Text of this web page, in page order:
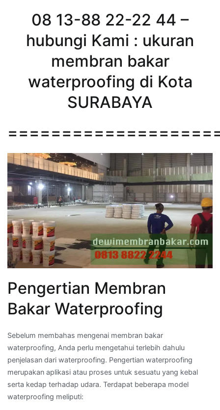
08 13-88 22-22 44 –
hubungi Kami : ukuran
membran bakar
waterproofing di Kota
SURABAYA
Pengertian Membran
Bakar Waterproofing
Sebelum membahas mengenai membran bakar
waterproofing, Anda perlu mengetahui terlebih dahulu
penjelasan dari waterproofing. Pengertian waterproofing
merupakan aplikasi atau proses untuk sesuatu yang kebal
serta kedap terhadap udara. Terdapat beberapa model
waterproofing meliputi: